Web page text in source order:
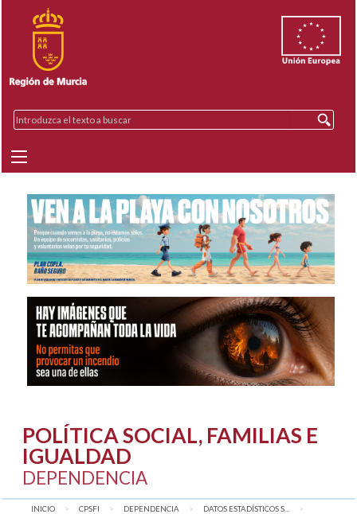
POLÍTICA SOCIAL, FAMILIAS E
IGUALDAD
DEPENDENCIA
INICIO CPSFI DEPENDENCIA
DATOS ESTADÍSTICOS S...